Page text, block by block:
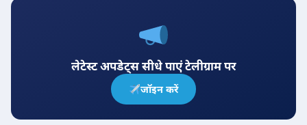
लेटेस्ट अपडेट्स सीधे पाएं टेलीग्राम पर
जॉइन करें